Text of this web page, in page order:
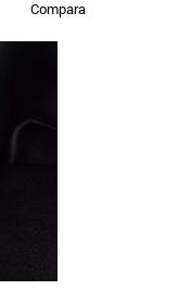
Compara